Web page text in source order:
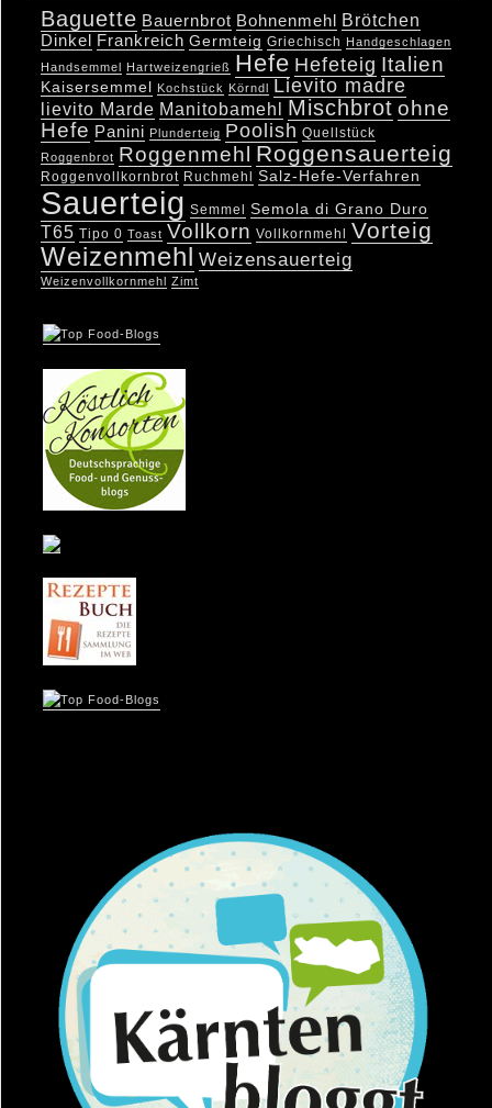
Baguette Bauernbrot Bohnenmehl Brötchen
Dinkel Frankreich Germteig Griechisch
Handgeschlagen
Handsemmel
Hartweizengrieß Hefe Hefeteig Italien
Kaisersemmel Kochstück Körndl Lievito madre
lievito Marde Manitobamehl Mischbrot ohne
Hefe Panini Plunderteig Poolish Quellstück
Roggenbrot Roggenmehl Roggensauerteig
Roggenvollkornbrot Ruchmehl Salz-Hefe-Verfahren
Sauerteig Semmel Semola di Grano Duro
T65 Tipo 0 Toast Vollkorn Vollkornmehl Vorteig
Weizenmehl Weizensauerteig
Weizenvollkornmehl Zimt